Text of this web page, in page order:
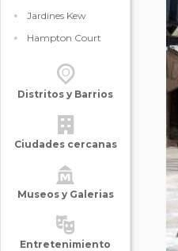
Jardines Kew
Hampton Court
Distritos y Barrios
Ciudades cercanas
Museos y Galerias
Entretenimiento